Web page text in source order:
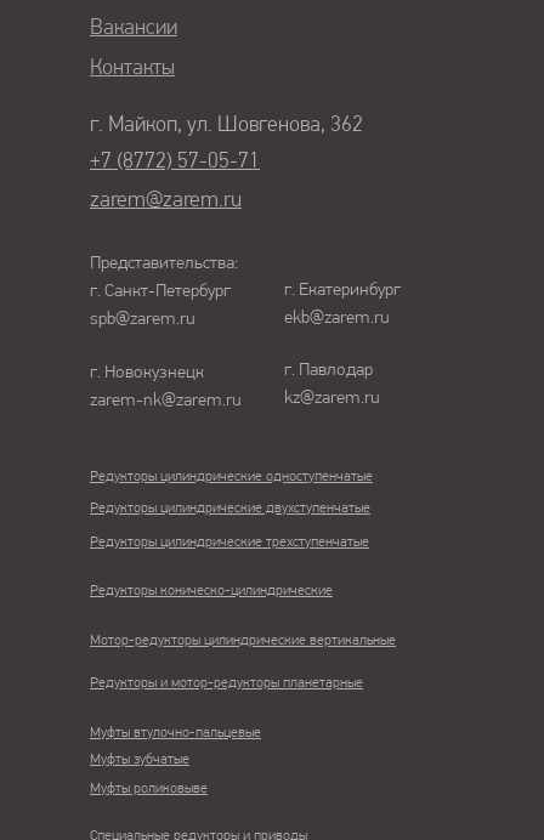
+7 (8772) 57-05-71
Контакты
Вакансии
zarem@zarem.ru
Редукторы цилиндрические одноступенчатые
Редукторы цилиндрические двухступенчатые
Редукторы цилиндрические трехступенчатые
Редукторы коническо-цилиндрические
Мотор-редукторы цилиндрические вертикальные
Редукторы и мотор-редукторы планетарные
Специальные редукторы и приводы
Муфты зубчатые
Муфты втулочно-пальцевые
Муфты роликовыве
г. Майкоп, ул. Шовгенова, 362
Представительства:
г. Санкт-Петербург
spb@zarem.ru
г. Екатеринбург
ekb@zarem.ru
г. Новокузнецк
zarem-nk@zarem.ru
г. Павлодар
kz@zarem.ru